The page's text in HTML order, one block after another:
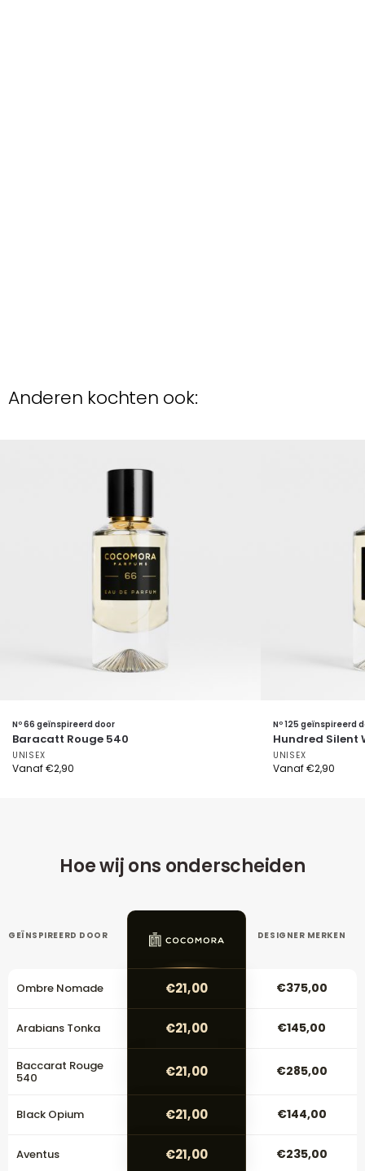
Anderen kochten ook:
Nº 66 geïnspireerd door
Baracatt Rouge 540
UNISEX
Vanaf€2,90
Nº 125 geïnspireerd
Hundred Silent
UNISEX
Vanaf€2,90
Hoe wij ons onderscheiden
GEÏNSPIREERD DOOR DESIGNER MERKEN
Ombre Nomade €21,00 €375,00
Arabians Tonka €21,00 €145,00
Baccarat Rouge
540 €21,00 €285,00
Black Opium €21,00 €144,00
Aventus €21,00 €235,00